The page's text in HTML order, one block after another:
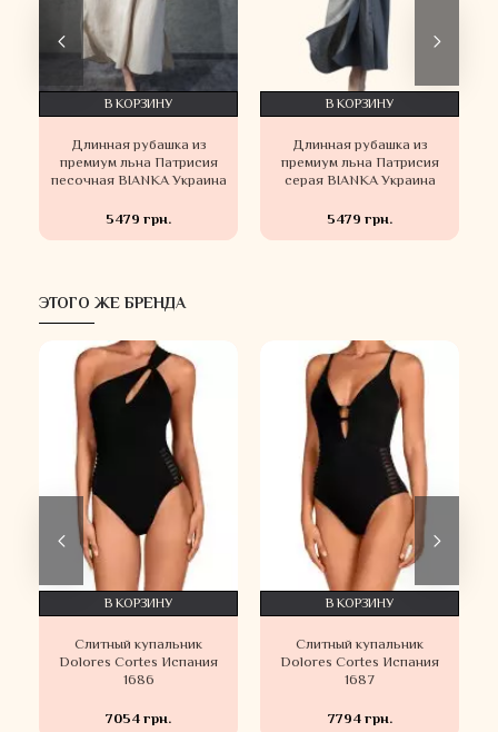
Длинная рубашка из
премиум льна Патрисия
песочная BIANKA Украина
5479 грн.
В КОРЗИНУ
Длинная рубашка из
премиум льна Патрисия
серая BIANKA Украина
5479 грн.
В КОРЗИНУ
ЭТОГО ЖЕ БРЕНДА
Слитный купальник
Dolores Cortes Испания
1686
7054 грн.
В КОРЗИНУ
Слитный купальник
Dolores Cortes Испания
1687
7794 грн.
В КОРЗИНУ